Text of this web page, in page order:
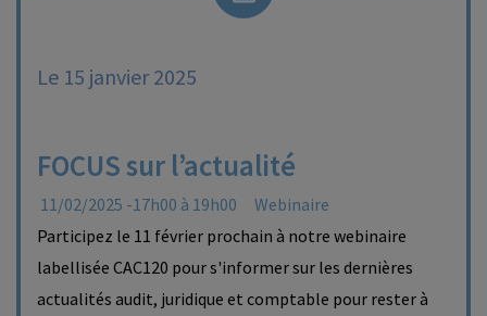
Le 15 janvier 2025
FOCUS sur l’actualité
11/02/2025 -17h00 à 19h00
Webinaire
Participez le 11 février prochain à notre webinaire
labellisée CAC120 pour s'informer sur les dernières
actualités audit, juridique et comptable pour rester à